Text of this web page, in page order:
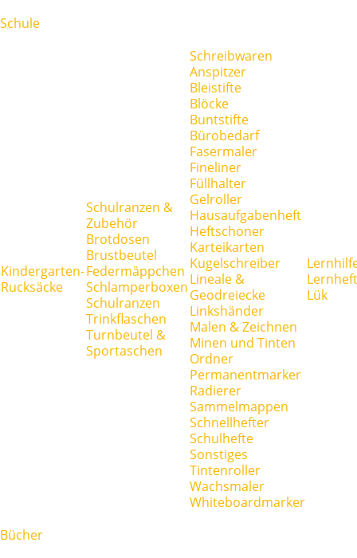
Schule
Kindergarten-
Rucksäcke
Schulranzen &
Zubehör
Brotdosen
Brustbeutel
Federmäppchen
Schlamperboxen
Schulranzen
Trinkflaschen
Turnbeutel &
Sportaschen
Schreibwaren
Anspitzer
Bleistifte
Blöcke
Buntstifte
Bürobedarf
Fasermaler
Fineliner
Füllhalter
Gelroller
Hausaufgabenheft
Heftschoner
Karteikarten
Kugelschreiber
Lineale &
Geodreiecke
Linkshänder
Malen & Zeichnen
Minen und Tinten
Ordner
Permanentmarker
Radierer
Sammelmappen
Schnellhefter
Schulhefte
Sonstiges
Tintenroller
Wachsmaler
Whiteboardmarker
Lük
Bücher